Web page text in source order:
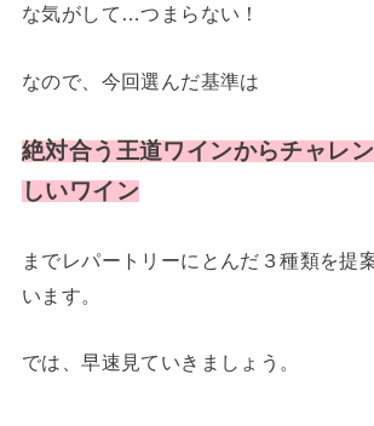
な気がして…つまらない！
なので、今回選んだ基準は
絶対合う王道ワインからチャレ
しいワイン
までレパートリーにとんだ３種類を提
います。
では、早速見ていきましょう。